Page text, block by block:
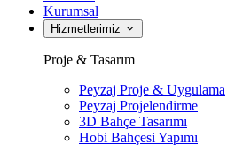
Kurumsal
Hizmetlerimiz
Proje & Tasarım
Peyzaj Proje & Uygulama
Peyzaj Projelendirme
3D Bahçe Tasarımı
Hobi Bahçesi Yapımı